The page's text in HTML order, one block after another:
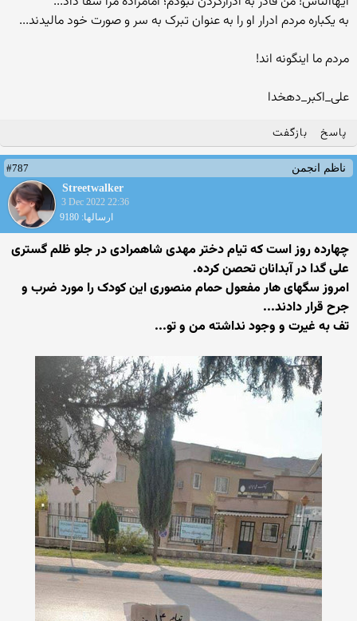
به یکباره مردم ادرار او را به عنوان تبرک به سر و صورت خود مالیدند...
مردم ما اینگونه اند!
علی_اکبر_دهخدا
پاسخ بازگفت
ناظم انجمن
#787
Streetwalker
3 Dec 2022 22:36
ارسالها: 9180
چهارده روز است که تیام دختر مهدی شاهمرادی در جلو ظلم گستری
علی گدا در آبدانان تحصن کرده.
امروز سگهای هار مفعول حمام منصوری این کودک را مورد ضرب و
جرح قرار دادند...
تف به غیرت و وجود نداشته من و تو...